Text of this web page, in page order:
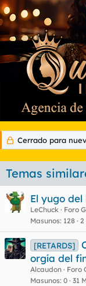
Cerrado para
Temas
El yugo
LeChuck
Foro
Masunos 128 2
[RETARDS]
orgía del
Alcaudon
Foro
Masunos 0 31